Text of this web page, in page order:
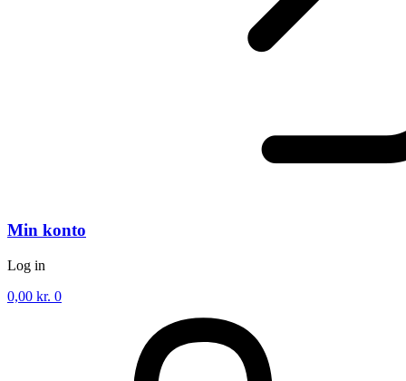
Min konto
Log in
0,00 kr. 0